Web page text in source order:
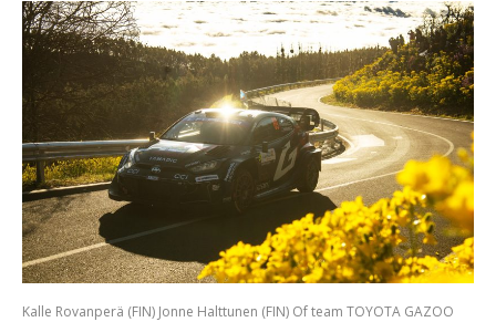
Kalle Rovanperä (FIN) Jonne Halttunen (FIN) Of team TOYOTA GAZOO